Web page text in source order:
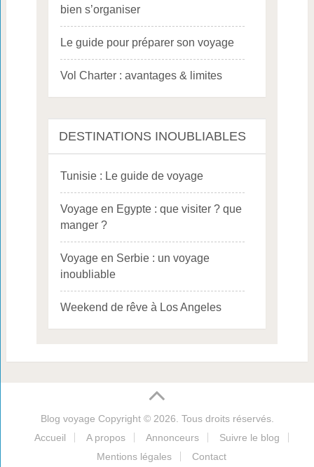
bien s’organiser
Le guide pour préparer son voyage
Vol Charter : avantages & limites
DESTINATIONS INOUBLIABLES
Tunisie : Le guide de voyage
Voyage en Egypte : que visiter ? que
manger ?
Voyage en Serbie : un voyage
inoubliable
Weekend de rêve à Los Angeles
Blog voyage Copyright © 2026. Tous droits réservés.
Accueil
A propos Annonceurs
Suivre le blog
Mentions légales
Contact